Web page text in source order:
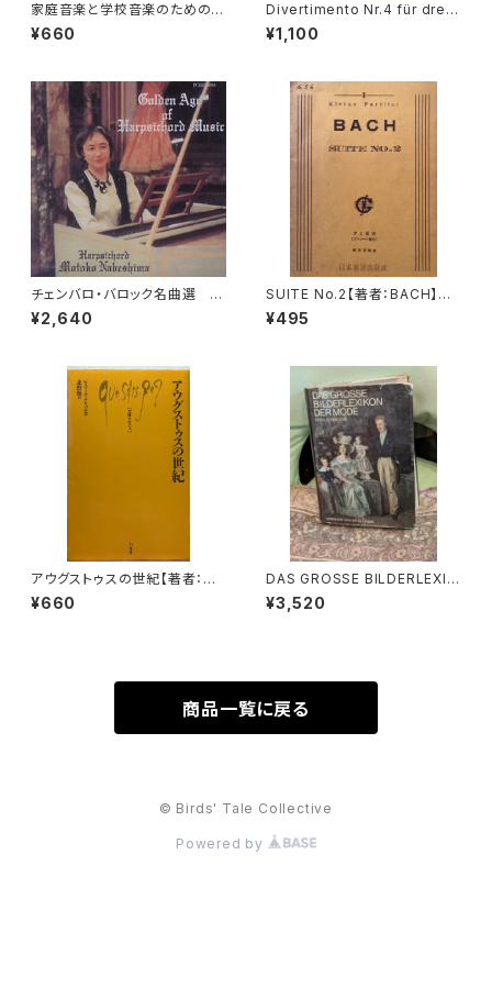
家庭音楽と学校音楽のための小
合奏 フィオリ・ムジカーリ2【著
者：野村満男】出版社：全音楽譜
¥660
Divertimento Nr.4 für drei
Basetthörner(zwei klarinet
ten und Fagotto oder drei
madeus Mozart】出版社：BR
¥1,100
チェンバロ・バロック名曲選 G
olden Age of Harpsichord
Music 【演奏：鍋島元子】
¥2,640
SUITE No.2【著者：BACH】出
版社：日本楽譜出版社
¥495
アウグストゥスの世紀【著者：ピ
エール・グリマル, 訳：北野徹】出
版社：白水社 2004年
¥660
DAS GROSSE BILDERLEXIK
ON DER MODE【著者：Ludmil
a Kybalová, Olga Herbeno
¥3,520
商品一覧に戻る
© Birds' Tale Collective
Powered by